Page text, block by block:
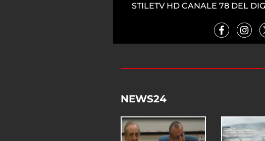
STILETV HD CANALE 78 DEL
NEWS24